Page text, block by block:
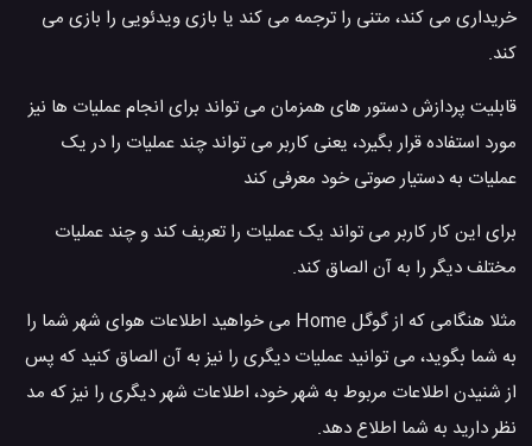
خریداری می کند، متنی را ترجمه می کند یا بازی ویدئویی را بازی می
کند.
قابلیت پردازش دستور های همزمان می تواند برای انجام عملیات ها نیز
مورد استفاده قرار بگیرد، یعنی کاربر می تواند چند عملیات را در یک
عملیات به دستیار صوتی خود معرفی کند
برای این کار کاربر می تواند یک عملیات را تعریف کند و چند عملیات
مختلف دیگر را به آن الصاق کند.
مثلا هنگامی که از گوگل Home می خواهید اطلاعات هوای شهر شما را
به شما بگوید، می توانید عملیات دیگری را نیز به آن الصاق کنید که پس
از شنیدن اطلاعات مربوط به شهر خود، اطلاعات شهر دیگری را نیز که مد
نظر دارید به شما اطلاع دهد.